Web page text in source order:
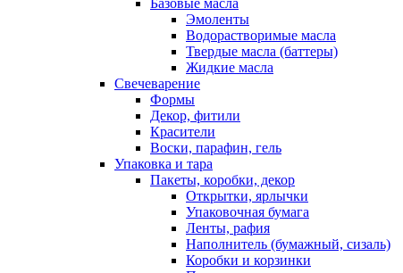
Базовые масла
Эмоленты
Водорастворимые масла
Твердые масла (баттеры)
Жидкие масла
Свечеварение
Формы
Декор, фитили
Красители
Воски, парафин, гель
Упаковка и тара
Пакеты, коробки, декор
Открытки, ярлычки
Упаковочная бумага
Ленты, рафия
Наполнитель (бумажный, сизаль)
Коробки и корзинки